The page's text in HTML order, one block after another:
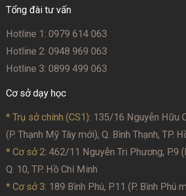
Tổng đài tư vấn
Hotline 1: 0979 614 063
Hotline 2: 0948 969 063
Hotline 3: 0899 499 063
Cơ sở dạy học
* Trụ sở chính (CS1): 135/16 Nguyễn Hữu
(P. Thạnh Mỹ Tây mới), Q. Bình Thạnh, TP.
* Cơ sở 2: 462/11 Nguyễn Tri Phương, P.9
Q. 10, TP. Hồ Chí Minh
* Cơ sở 3: 189 Bình Phú, P.11 (P. Bình Phú